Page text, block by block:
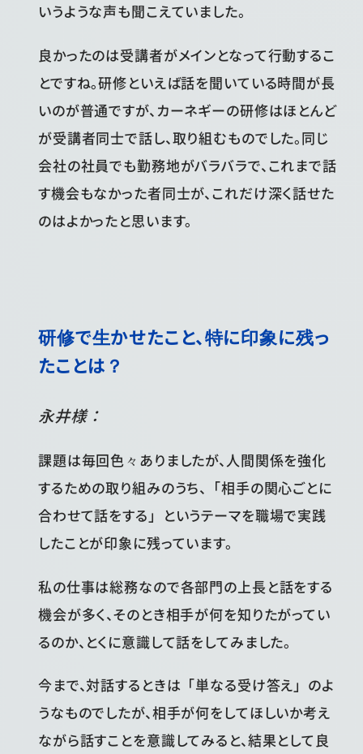
いうような声も聞こえていました。
良かったのは受講者がメインとなって行動するこ
とですね。研修といえば話を聞いている時間が長
いのが普通ですが、カーネギーの研修はほとんど
が受講者同士で話し、取り組むものでした。同じ
会社の社員でも勤務地がバラバラで、これまで話
す機会もなかった者同士が、これだけ深く話せた
のはよかったと思います。
研修で生かせたこと、特に印象に残っ
たことは？
永井様：
課題は毎回色々ありましたが、人間関係を強化
するための取り組みのうち、「相手の関心ごとに
合わせて話をする」というテーマを職場で実践
したことが印象に残っています。
私の仕事は総務なので各部門の上長と話をする
機会が多く、そのとき相手が何を知りたがってい
るのか、とくに意識して話をしてみました。
今まで、対話するときは「単なる受け答え」のよ
うなものでしたが、相手が何をしてほしいか考え
ながら話すことを意識してみると、結果として良